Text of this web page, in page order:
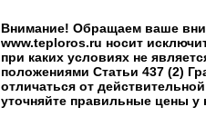
Внимание! Обращаем ваше
www.teploros.ru носит
при каких условиях не
положениями Статьи 437 (2)
отличаться от
уточняйте правильные цены